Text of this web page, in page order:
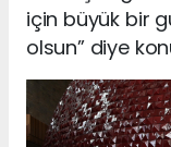
için büyük bir
olsun” diye